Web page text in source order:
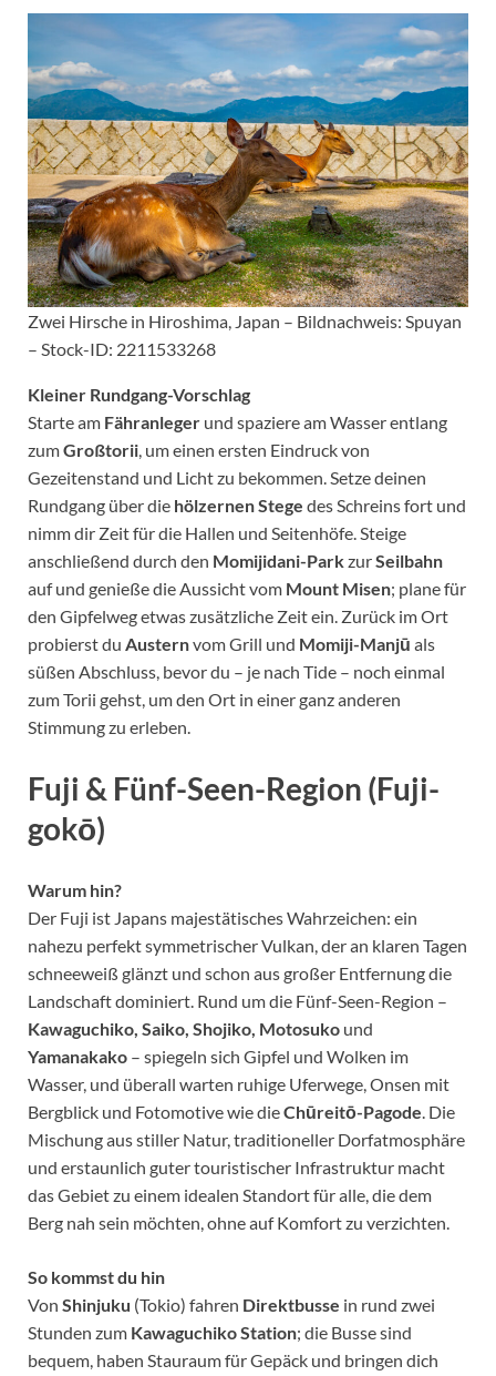
Zwei Hirsche in Hiroshima, Japan – Bildnachweis: Spuyan
– Stock-ID: 2211533268
Kleiner Rundgang-Vorschlag
Starte am Fähranleger und spaziere am Wasser entlang
zumGroßtorii, um einen ersten Eindruck von
Gezeitenstand und Licht zu bekommen. Setze deinen
Rundgang über die hölzernen Stege des Schreins fort und
nimm dir Zeit für die Hallen und Seitenhöfe. Steige
anschließend durch den Momijidani-ParkzurSeilbahn
auf und genieße die Aussicht vom Mount Misen; plane für
den Gipfelweg etwas zusätzliche Zeit ein. Zurück im Ort
probierst du Austernvom Grill und Momiji-Manjū als
süßen Abschluss, bevor du – je nach Tide – noch einmal
zum Torii gehst, um den Ort in einer ganz anderen
Stimmung zu erleben.
Fuji & Fünf-Seen-Region (Fuji-
gokō)
Warum hin?
Der Fuji ist Japans majestätisches Wahrzeichen: ein
nahezu perfekt symmetrischer Vulkan, der an klaren Tagen
schneeweiß glänzt und schon aus großer Entfernung die
Landschaft dominiert. Rund um die Fünf-Seen-Region –
Kawaguchiko, Saiko, Shojiko, Motosuko und
Yamanakako – spiegeln sich Gipfel und Wolken im
Wasser, und überall warten ruhige Uferwege, Onsen mit
Bergblick und Fotomotive wie dieChūreitō-Pagode. Die
Mischung aus stiller Natur, traditioneller Dorfatmosphäre
und erstaunlich guter touristischer Infrastruktur macht
das Gebiet zu einem idealen Standort für alle, die dem
Berg nah sein möchten, ohne auf Komfort zu verzichten.
So kommst du hin
Von Shinjuku (Tokio) fahren Direktbusse in rund zwei
Stunden zum Kawaguchiko Station; die Busse sind
bequem, haben Stauraum für Gepäck und bringen dich